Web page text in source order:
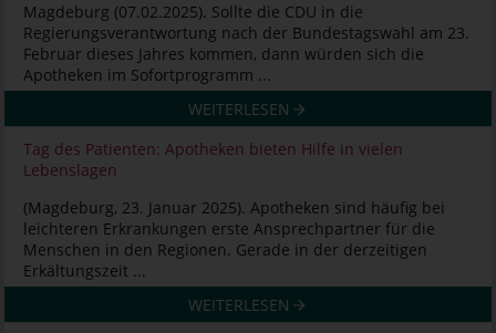
Magdeburg (07.02.2025). Sollte die CDU in die
Regierungsverantwortung nach der Bundestagswahl am 23.
Februar dieses Jahres kommen, dann würden sich die
Apotheken im Sofortprogramm ...
WEITERLESEN
Tag des Patienten: Apotheken bieten Hilfe in vielen
Lebenslagen
(Magdeburg, 23. Januar 2025). Apotheken sind häufig bei
leichteren Erkrankungen erste Ansprechpartner für die
Menschen in den Regionen. Gerade in der derzeitigen
Erkältungszeit ...
WEITERLESEN